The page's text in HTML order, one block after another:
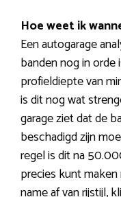
Hoe weet ik
Een autogarage
banden nog in
profieldiepte van
is dit nog wat
garage ziet dat de
beschadigd zijn
regel is dit na
precies kunt
name af van rijstijl,